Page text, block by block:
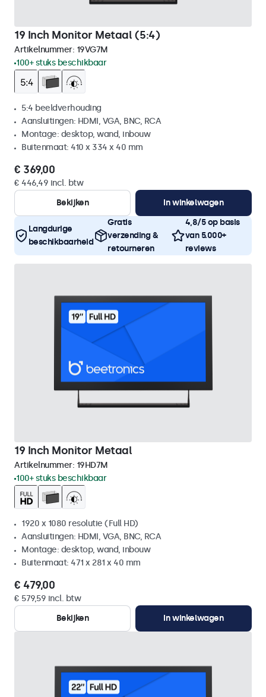
19 Inch Monitor Metaal (5:4)
Artikelnummer: 19VG7M
100+ stuks beschikbaar
5:4 beeldverhouding
Aansluitingen: HDMI, VGA, BNC, RCA
Montage: desktop, wand, inbouw
Buitenmaat: 410 x 334 x 40 mm
€ 369,00
€ 446,49 incl. btw
Bekijken
In winkelwagen
Langdurige
beschikbaarheid
Gratis
verzending &
retourneren
4,8/5 op basis
van 5.000+
reviews
19 Inch Monitor Metaal
Artikelnummer: 19HD7M
100+ stuks beschikbaar
1920 x 1080 resolutie (Full HD)
Aansluitingen: HDMI, VGA, BNC, RCA
Montage: desktop, wand, inbouw
Buitenmaat: 471 x 281 x 40 mm
€ 479,00
€ 579,59 incl. btw
Bekijken
In winkelwagen